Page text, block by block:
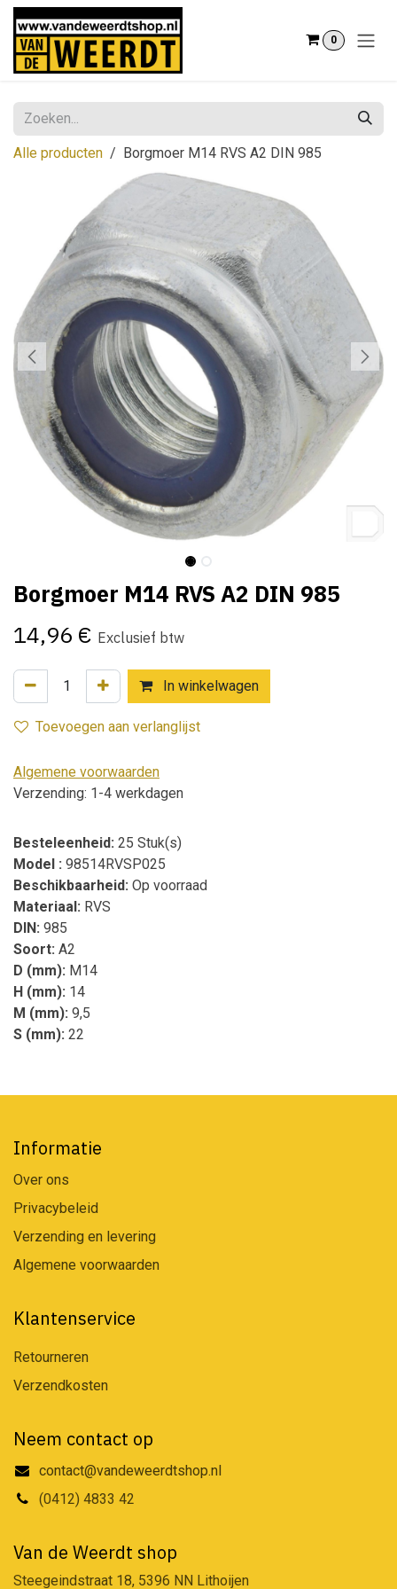
Overslaan naar inhoud
0
Alle producten Borgmoer M14 RVS A2 DIN 985
Borgmoer M14 RVS A2 DIN 985
14,96 € Exclusief btw
In winkelwagen
Toevoegen aan verlanglijst
Algemene voorwaarden
Verzending: 1-4 werkdagen
Besteleenheid: 25 Stuk(s)
Model : 98514RVSP025
Beschikbaarheid: Op voorraad
Materiaal: RVS
DIN: 985
Soort: A2
D (mm): M14
H (mm): 14
M (mm): 9,5
S (mm): 22
Informatie
Over ons
Privacybeleid
Verzending en levering
Algemene voorwaarden
Klantenservice
Retourneren
Verzendkosten
Neem contact op
contact@vandeweerdtshop.nl
(0412) 4833 42
Van de Weerdt shop
Steegeindstraat 18, 5396 NN Lithoijen